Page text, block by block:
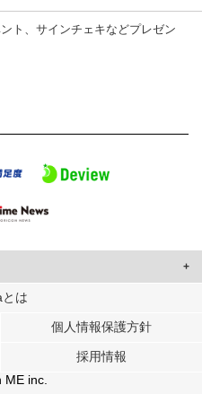
ト、サインチェキなどプレゼン
ザーに合わせたコンテンツや広告の
トナーに提供しています。
パートナーに提供した他の情報や、
したときに収集した他の情報を組み
は
個人情報保護方針
採用情報
ME inc.